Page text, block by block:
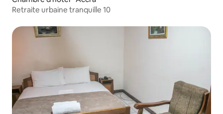
Retraite urbaine tranquille 10